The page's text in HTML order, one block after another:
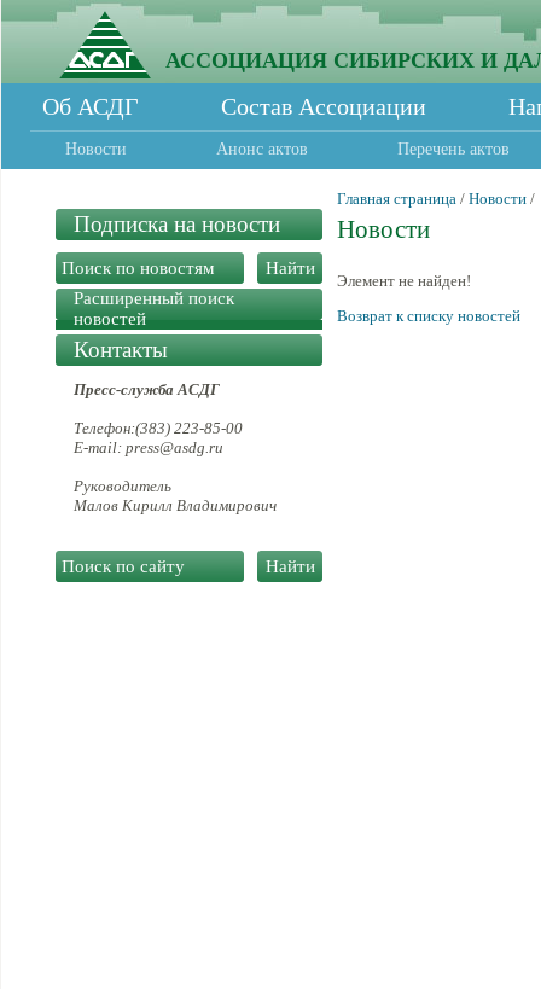
АССОЦИАЦИЯ СИБИРСКИХ И
Об АСДГ Состав Ассоциации
Новости Анонс актов Перечень актов
Подписка на новости
Расширенный поиск
новостей
Контакты
Пресс-служба АСДГ
Телефон:(383) 223-85-00
E-mail: press@asdg.ru
Руководитель
Малов Кирилл Владимирович
Главная страница / Новости /
Новости
Элемент не найден!
Возврат к списку новостей